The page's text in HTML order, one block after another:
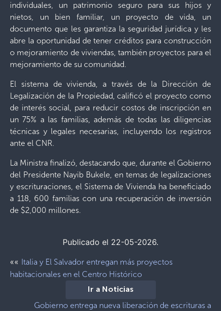
individuales, un patrimonio seguro para sus hijos y
nietos, un bien familiar, un proyecto de vida, un
documento que les garantiza la seguridad jurídica y les
abre la oportunidad de tener créditos para construcción
o mejoramiento de viviendas, también proyectos para el
mejoramiento de su comunidad.
El sistema de vivienda, a través de la Dirección de
Legalización de la Propiedad, calificó el proyecto como
de interés social, para reducir costos de inscripción en
un 75% a las familias, además de todas las diligencias
técnicas y legales necesarias, incluyendo los registros
ante el CNR.
La Ministra finalizó, destacando que, durante el Gobierno
del Presidente Nayib Bukele, en temas de legalizaciones
y escrituraciones, el Sistema de Vivienda ha beneficiado
a 118, 600 familias con una recuperación de inversión
de $2,000 millones.
Publicado el 22-05-2026.
«« Italia y El Salvador entregan más proyectos
habitacionales en el Centro Histórico
Ir a Noticias
Gobierno entrega nueva liberación de escrituras a